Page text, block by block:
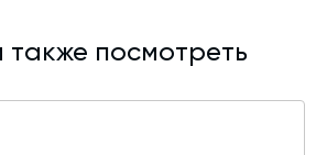
также посмотреть